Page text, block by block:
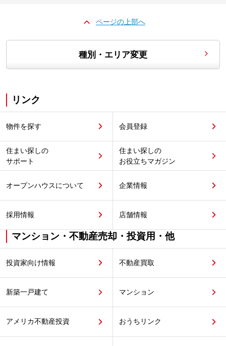
ページの上部へ
種別・エリア変更
リンク
物件を探す 会員登録
住まい探しの
サポート
住まい探しの
お役立ちマガジン
オープンハウスについて 企業情報
採用情報 店舗情報
マンション・不動産売却・投資用・他
投資家向け情報 不動産買取
新築一戸建て マンション
アメリカ不動産投資 おうちリンク